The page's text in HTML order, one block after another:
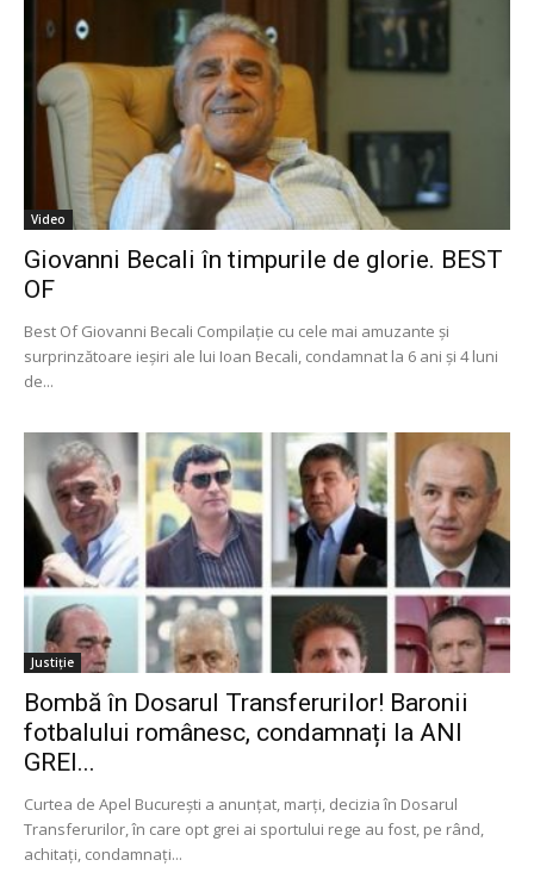
Video
Giovanni Becali în timpurile de glorie. BEST
OF
Best Of Giovanni Becali Compilaţie cu cele mai amuzante şi
surprinzătoare ieşiri ale lui Ioan Becali, condamnat la 6 ani şi 4 luni
de...
Justiție
Bombă în Dosarul Transferurilor! Baronii
fotbalului românesc, condamnați la ANI
GREI...
Curtea de Apel Bucureşti a anunţat, marți, decizia în Dosarul
Transferurilor, în care opt grei ai sportului rege au fost, pe rând,
achitaţi, condamnaţi...